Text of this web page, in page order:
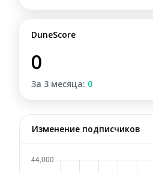
DuneScore
0
За 3 месяца: 0
Изменение подписчиков